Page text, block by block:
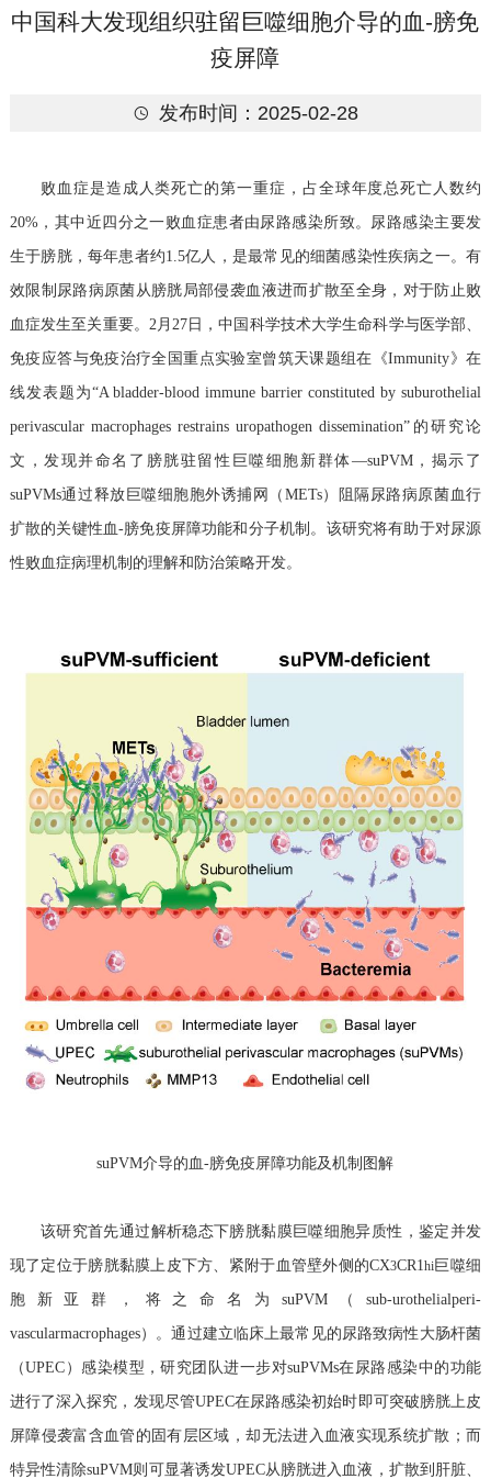
中国科大发现组织驻留巨噬细胞介导的血-膀免
疫屏障
 发布时间：2025-02-28
败血症是造成人类死亡的第一重症，占全球年度总死亡人数约
20%，其中近四分之一败血症患者由尿路感染所致。尿路感染主要发
生于膀胱，每年患者约1.5亿人，是最常见的细菌感染性疾病之一。有
效限制尿路病原菌从膀胱局部侵袭血液进而扩散至全身，对于防止败
血症发生至关重要。2月27日，中国科学技术大学生命科学与医学部、
免疫应答与免疫治疗全国重点实验室曾筑天课题组在《Immunity》在
线发表题为“A bladder-blood immune barrier constituted by suburothelial
perivascular macrophages restrains uropathogen dissemination”的研究论
文，发现并命名了膀胱驻留性巨噬细胞新群体—suPVM，揭示了
suPVMs通过释放巨噬细胞胞外诱捕网（METs）阻隔尿路病原菌血行
扩散的关键性血-膀免疫屏障功能和分子机制。该研究将有助于对尿源
性败血症病理机制的理解和防治策略开发。
suPVM介导的血-膀免疫屏障功能及机制图解
该研究首先通过解析稳态下膀胱黏膜巨噬细胞异质性，鉴定并发
现了定位于膀胱黏膜上皮下方、紧附于血管壁外侧的CX3CR1hi巨噬细
胞新亚群，将之命名为 suPVM（sub-urothelialperi-
vascularmacrophages）。通过建立临床上最常见的尿路致病性大肠杆菌
（UPEC）感染模型，研究团队进一步对suPVMs在尿路感染中的功能
进行了深入探究，发现尽管UPEC在尿路感染初始时即可突破膀胱上皮
屏障侵袭富含血管的固有层区域，却无法进入血液实现系统扩散；而
特异性清除suPVM则可显著诱发UPEC从膀胱进入血液，扩散到肝脏、